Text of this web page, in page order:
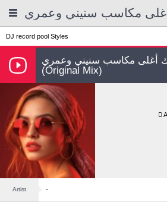
DJ record pool Styles
أغلى مكاسب سنيني وعمري
(Original Mix)
Artist -